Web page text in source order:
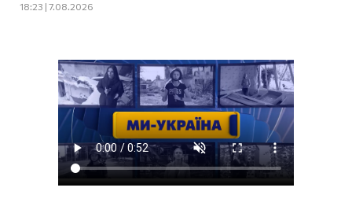
18:23 | 7.08.2026